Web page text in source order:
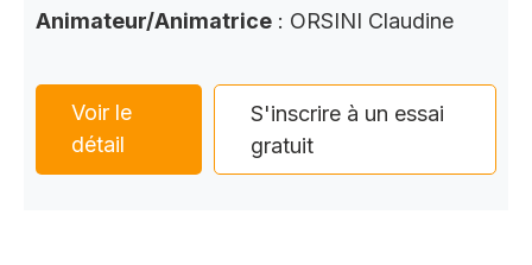
Animateur/Animatrice : ORSINI Claudine
Voir le
détail
S'inscrire à un essai
gratuit